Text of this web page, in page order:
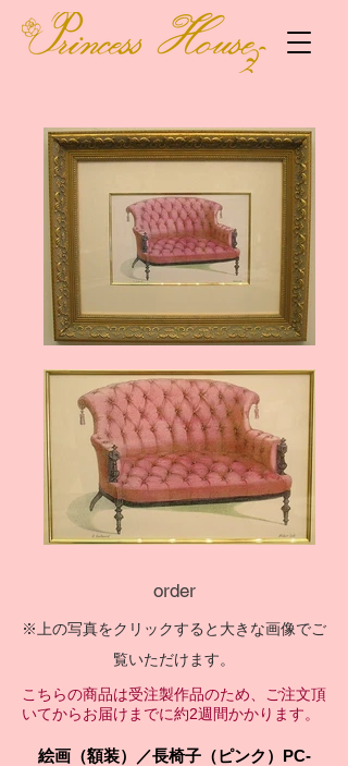
order
※上の写真をクリックすると大きな画像でご
覧いただけます。
こちらの商品は受注製作品のため、ご注文頂
いてからお届けまでに約2週間かかります。
絵画（額装）／長椅子（ピンク ） PC-